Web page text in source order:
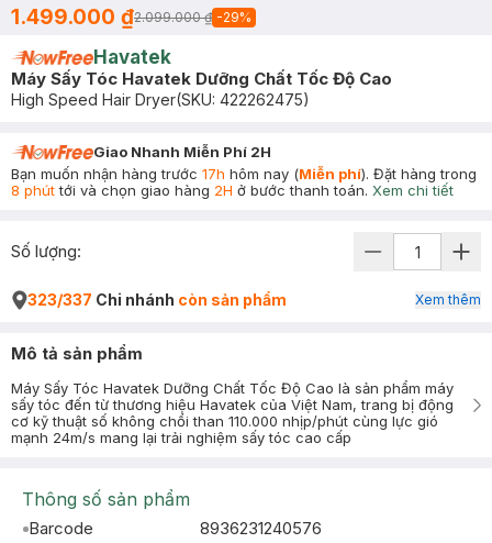
1.499.000 ₫2.099.000 ₫ -29%
Havatek
Máy Sấy Tóc Havatek Dưỡng Chất Tốc Độ Cao
High Speed Hair Dryer(SKU: 422262475)
Giao Nhanh Miễn Phí 2H
Bạn muốn nhận hàng trước 17h hôm nay (Miễn phí). Đặt hàng trong
8 phúttới và chọn giao hàng 2H ở bước thanh toán. Xem chi tiết
Số lượng:
323/337 Chi nhánh còn sản phẩm Xem thêm
Mô tả sản phẩm
Máy Sấy Tóc Havatek Dưỡng Chất Tốc Độ Cao là sản phẩm máy
sấy tóc đến từ thương hiệu Havatek của Việt Nam, trang bị động
cơ kỹ thuật số không chổi than 110.000 nhịp/phút cùng lực gió
mạnh 24m/s mang lại trải nghiệm sấy tóc cao cấp
Thông số sản phẩm
Barcode
8936231240576